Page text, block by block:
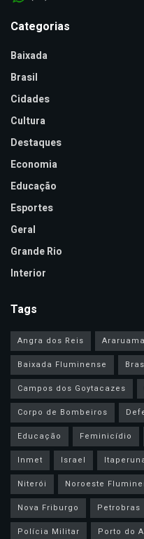
Categorias
Baixada
Brasil
Cidades
Cultura
Destaques
Economia
Educação
Esportes
Geral
Grande Rio
Interior
Tags
Angra dos Reis Araruama
Baixada Fluminense
Campos dos Goytacazes
Corpo de Bombeiros
Educação
Feminicídio
Inmet
Israel
Niterói
Noroeste
Nova Friburgo
Petrobras
Polícia Militar
Porto do